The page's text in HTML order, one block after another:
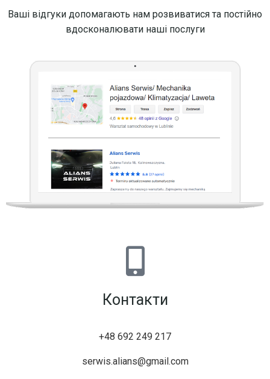
Ваші відгуки допомагають нам розвиватися та постійно
вдосконалювати наші послуги
Контакти
+48 692 249 217
serwis.alians@gmail.com